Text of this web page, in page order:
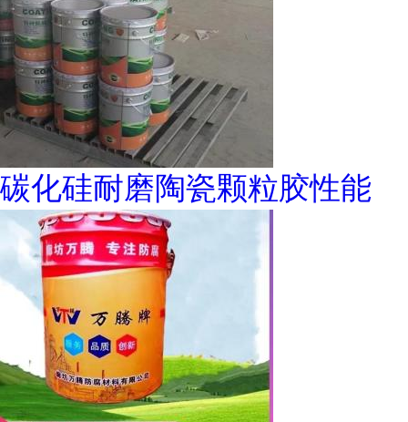
碳化硅耐磨陶瓷颗粒胶性能